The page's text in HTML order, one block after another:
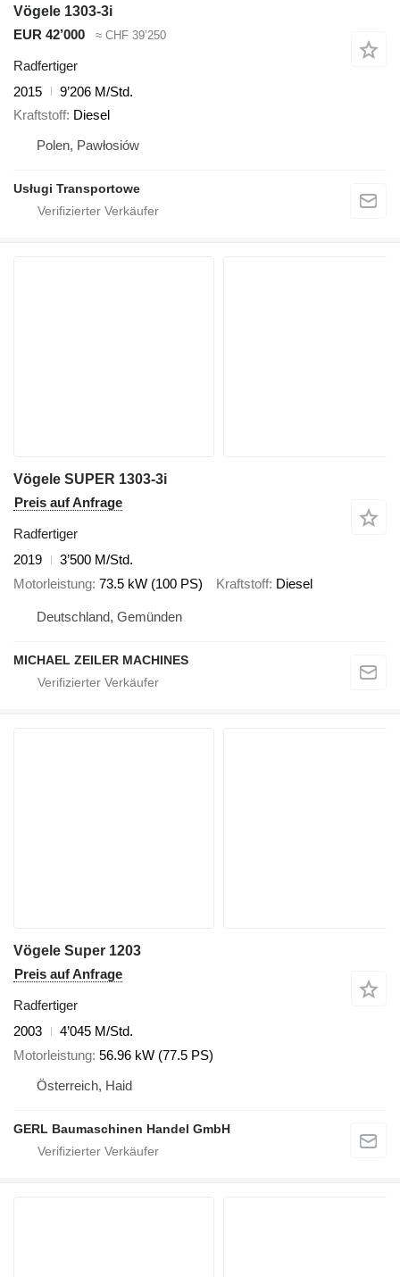
Vögele 1303-3i
EUR 42’000
≈ CHF 39’250
Radfertiger
2015
9’206 M/Std.
Kraftstoff Diesel
Polen, Pawłosiów
Usługi Transportowe
Vögele SUPER 1303-3i
Preis auf Anfrage
Radfertiger
2019
3’500 M/Std.
Motorleistung 73.5 kW (100 PS) Kraftstoff Diesel
Deutschland, Gemünden
MICHAEL ZEILER MACHINES
Vögele Super 1203
Preis auf Anfrage
Radfertiger
2003
4’045 M/Std.
Motorleistung 56.96 kW (77.5 PS)
Österreich, Haid
GERL Baumaschinen Handel GmbH